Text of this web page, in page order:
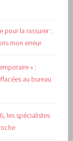
pour la rassurer :
mon erreur
» :
au bureau
les spécialistes